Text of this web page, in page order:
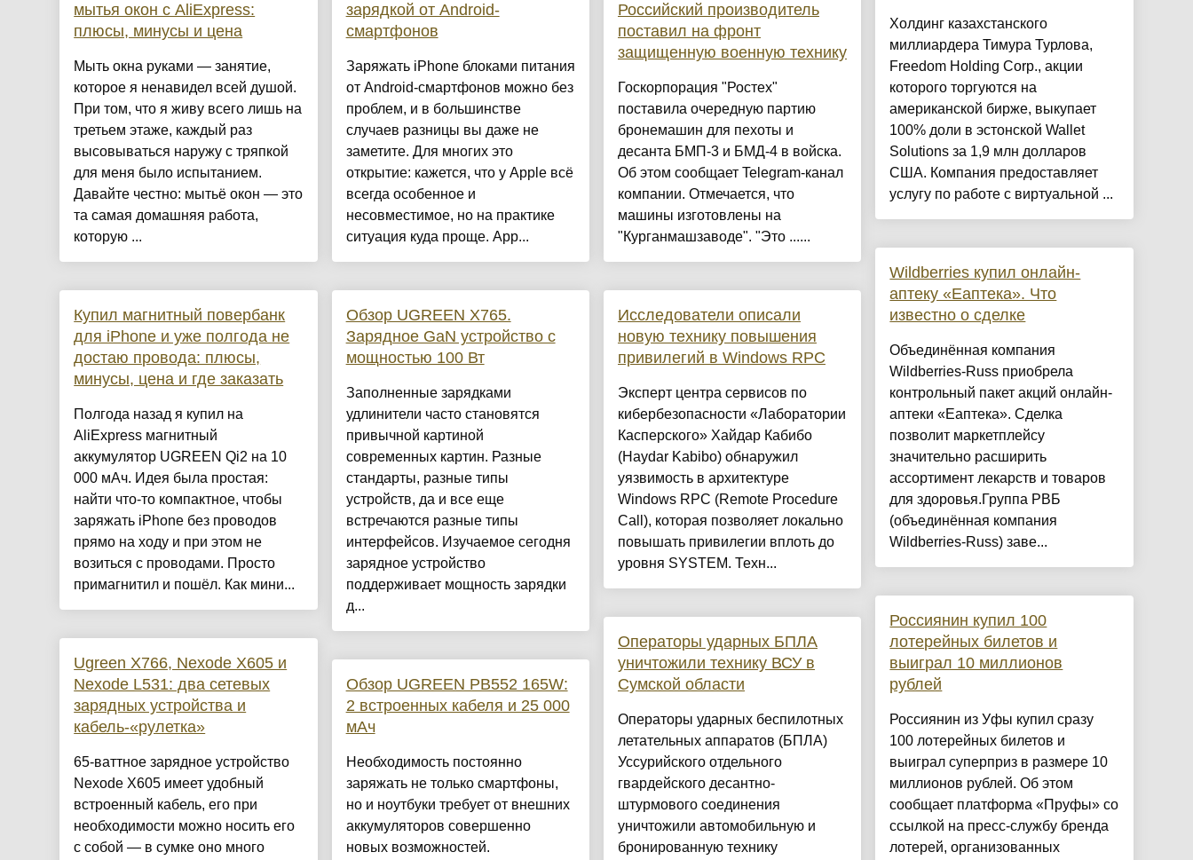
мытья окон с AliExpress:
плюсы, минусы и цена
Мыть окна руками — занятие,
которое я ненавидел всей душой.
При том, что я живу всего лишь на
третьем этаже, каждый раз
высовываться наружу с тряпкой
для меня было испытанием.
Давайте честно: мытьё окон — это
та самая домашняя работа,
которую ...
Купил магнитный повербанк
для iPhone и уже полгода не
достаю провода: плюсы,
минусы, цена и где заказать
Полгода назад я купил на
AliExpress магнитный
аккумулятор UGREEN Qi2 на 10
000 мАч. Идея была простая:
найти что-то компактное, чтобы
заряжать iPhone без проводов
прямо на ходу и при этом не
возиться с проводами. Просто
примагнитил и пошёл. Как мини...
Ugreen X766, Nexode X605 и
Nexode L531: два сетевых
зарядных устройства и
кабель-«рулетка»
65-ваттное зарядное устройство
Nexode X605 имеет удобный
встроенный кабель, его при
необходимости можно носить его
с собой — в сумке оно много
зарядкой от Android-
смартфонов
Заряжать iPhone блоками питания
от Android-смартфонов можно без
проблем, и в большинстве
случаев разницы вы даже не
заметите. Для многих это
открытие: кажется, что у Apple всё
всегда особенное и
несовместимое, но на практике
ситуация куда проще. App...
Обзор UGREEN Х765.
Зарядное GaN устройство с
мощностью 100 Вт
Заполненные зарядками
удлинители часто становятся
привычной картиной
современных картин. Разные
стандарты, разные типы
устройств, да и все еще
встречаются разные типы
интерфейсов. Изучаемое сегодня
зарядное устройство
поддерживает мощность зарядки
д...
Обзор UGREEN PB552 165W:
2 встроенных кабеля и 25 000
мАч
Необходимость постоянно
заряжать не только смартфоны,
но и ноутбуки требует от внешних
аккумуляторов совершенно
новых возможностей.
Российский производитель
поставил на фронт
защищенную военную технику
Госкорпорация "Ростех"
поставила очередную партию
бронемашин для пехоты и
десанта БМП-3 и БМД-4 в войска.
Об этом сообщает Telegram-канал
компании. Отмечается, что
машины изготовлены на
"Курганмашзаводе". "Это ......
Исследователи описали
новую технику повышения
привилегий в Windows RPC
Эксперт центра сервисов по
кибербезопасности «Лаборатории
Касперского» Хайдар Кабибо
(Haydar Kabibo) обнаружил
уязвимость в архитектуре
Windows RPC (Remote Procedure
Call), которая позволяет локально
повышать привилегии вплоть до
уровня SYSTEM. Техн...
Операторы ударных БПЛА
уничтожили технику ВСУ в
Сумской области
Операторы ударных беспилотных
летательных аппаратов (БПЛА)
Уссурийского отдельного
гвардейского десантно-
штурмового соединения
уничтожили автомобильную и
бронированную технику
Холдинг казахстанского
миллиардера Тимура Турлова,
Freedom Holding Corp., акции
которого торгуются на
американской бирже, выкупает
100% доли в эстонской Wallet
Solutions за 1,9 млн долларов
США. Компания предоставляет
услугу по работе с виртуальной ...
Wildberries купил онлайн-
аптеку «Еаптека». Что
известно о сделке
Объединённая компания
Wildberries-Russ приобрела
контрольный пакет акций онлайн-
аптеки «Еаптека». Сделка
позволит маркетплейсу
значительно расширить
ассортимент лекарств и товаров
для здоровья.Группа РВБ
(объединённая компания
Wildberries-Russ) заве...
Россиянин купил 100
лотерейных билетов и
выиграл 10 миллионов
рублей
Россиянин из Уфы купил сразу
100 лотерейных билетов и
выиграл суперприз в размере 10
миллионов рублей. Об этом
сообщает платформа «Пруфы» со
ссылкой на пресс-службу бренда
лотерей, организованных